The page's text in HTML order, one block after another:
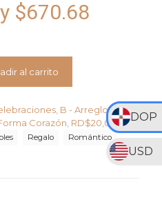
DOP
USD
$670.68
al carrito
, B - Arreglos en
Corazón, RD$20,000 +
Regalo
Romántico